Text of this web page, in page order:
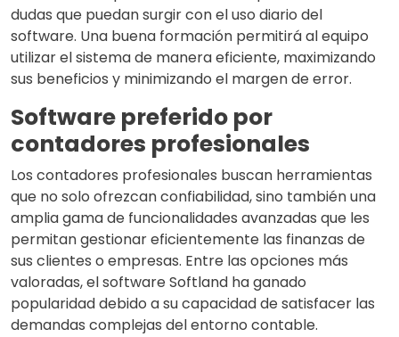
dudas que puedan surgir con el uso diario del
software. Una buena formación permitirá al equipo
utilizar el sistema de manera eficiente, maximizando
sus beneficios y minimizando el margen de error.
Software preferido por
contadores profesionales
Los contadores profesionales buscan herramientas
que no solo ofrezcan confiabilidad, sino también una
amplia gama de funcionalidades avanzadas que les
permitan gestionar eficientemente las finanzas de
sus clientes o empresas. Entre las opciones más
valoradas, el software Softland ha ganado
popularidad debido a su capacidad de satisfacer las
demandas complejas del entorno contable.